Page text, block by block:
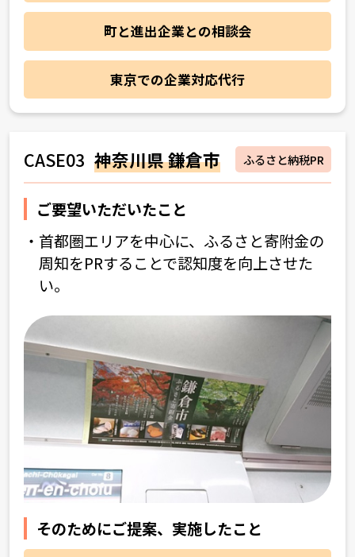
町と進出企業との相談会
東京での企業対応代行
CASE03 神奈川県 鎌倉市 ふるさと納税PR
ご要望いただいたこと
首都圏エリアを中心に、ふるさと寄附金の
周知をPRすることで認知度を向上させた
い。
そのためにご提案、実施したこと